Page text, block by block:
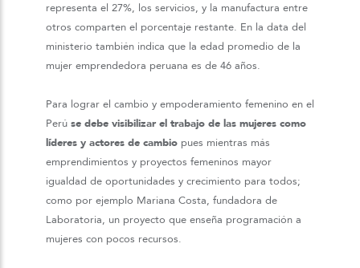
representa el 27%, los servicios, y la manufactura entre
otros comparten el porcentaje restante. En la data del
ministerio también indica que la edad promedio de la
mujer emprendedora peruana es de 46 años.
Para lograr el cambio y empoderamiento femenino en el
Perú se debe visibilizar el trabajo de las mujeres como
líderes y actores de cambiopues mientras más
emprendimientos y proyectos femeninos mayor
igualdad de oportunidades y crecimiento para todos;
como por ejemplo Mariana Costa, fundadora de
Laboratoria, un proyecto que enseña programación a
mujeres con pocos recursos.